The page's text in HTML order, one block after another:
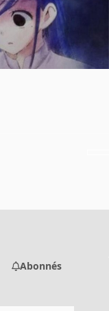
Abonnés